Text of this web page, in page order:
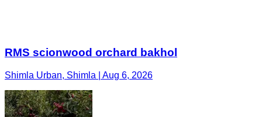
RMS scionwood orchard bakhol
Shimla Urban, Shimla | Aug 6, 2026